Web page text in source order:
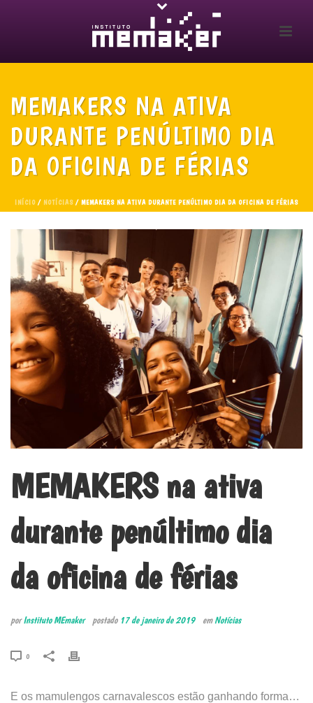
MEMAKERS NA ATIVA
DURANTE PENÚLTIMO DIA
DA OFICINA DE FÉRIAS
INÍCIO / NOTÍCIAS / MEMAKERS NA ATIVA DURANTE PENÚLTIMO DIA DA OFICINA DE FÉRIAS
MEMAKERS na ativa
durante penúltimo dia
da oficina de férias
porInstituto MEmaker postado 17 de janeiro de 2019 emNotícias
0
E os mamulengos carnavalescos estão ganhando forma…